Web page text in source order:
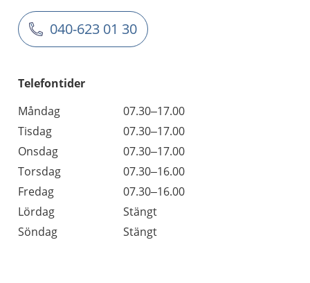
040-623 01 30
Telefontider
Måndag
07.30–17.00
Tisdag
07.30–17.00
Onsdag
07.30–17.00
Torsdag
07.30–16.00
Fredag
07.30–16.00
Lördag
Stängt
Söndag
Stängt